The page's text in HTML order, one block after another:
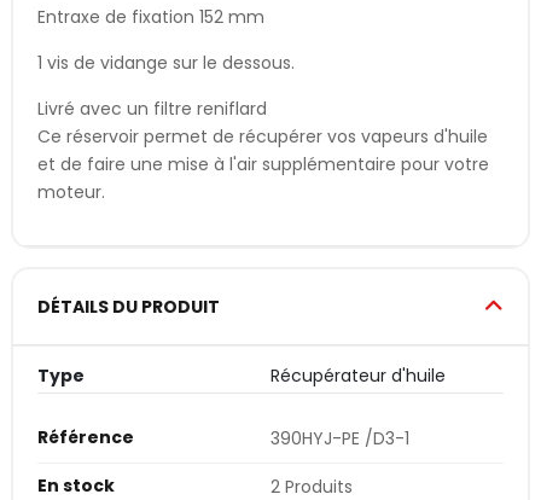
Entraxe de fixation 152 mm
1 vis de vidange sur le dessous.
Livré avec un filtre reniflard
Ce réservoir permet de récupérer vos vapeurs d'huile
et de faire une mise à l'air supplémentaire pour votre
moteur.
DÉTAILS DU PRODUIT
Type Récupérateur d'huile
Référence
390HYJ-PE /D3-1
En stock
2 Produits